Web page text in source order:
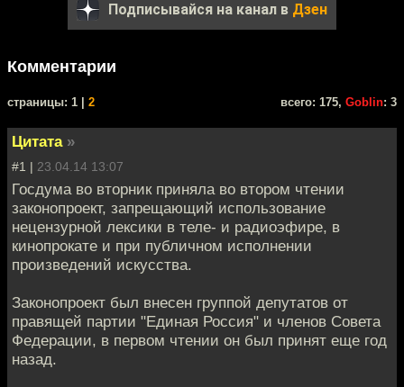
Подписывайся на канал в Дзен
Комментарии
cтраницы: 1 | 2 всего: 175, Goblin: 3
Цитата »
#1 | 23.04.14 13:07
Госдума во вторник приняла во втором чтении
законопроект, запрещающий использование
нецензурной лексики в теле- и радиоэфире, в
кинопрокате и при публичном исполнении
произведений искусства.
Законопроект был внесен группой депутатов от
правящей партии "Единая Россия" и членов Совета
Федерации, в первом чтении он был принят еще год
назад.